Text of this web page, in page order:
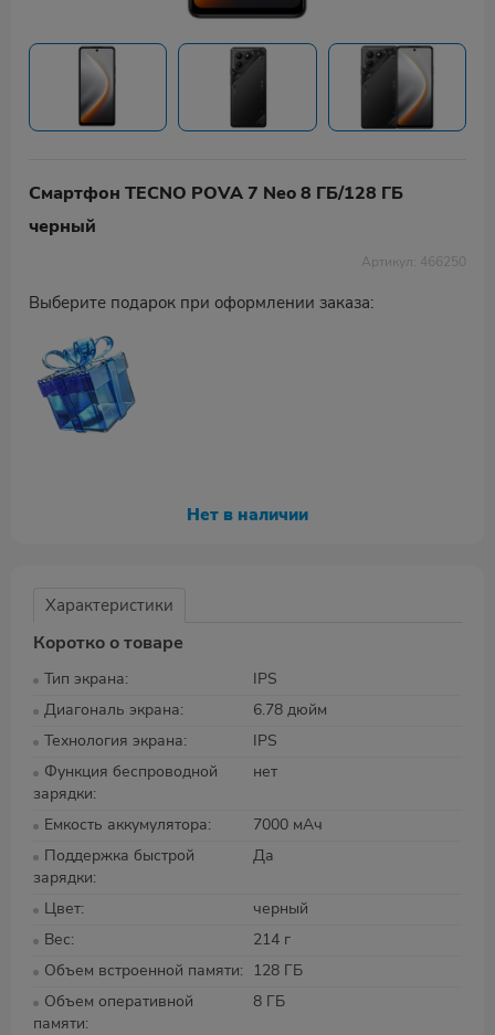
Смартфон TECNO POVA 7 Neo 8 ГБ/128 ГБ
черный
Артикул: 466250
Выберите подарок при оформлении заказа:
Нет в наличии
Характеристики
Коротко о товаре
Тип экрана
IPS
Диагональ экрана
6.78 дюйм
Технология экрана
IPS
Функция беспроводной
зарядки
нет
Емкость аккумулятора
7000 мАч
Поддержка быстрой
зарядки
Да
Цвет
черный
Вес
214 г
Объем встроенной памяти
128 ГБ
Объем оперативной
памяти
8 ГБ